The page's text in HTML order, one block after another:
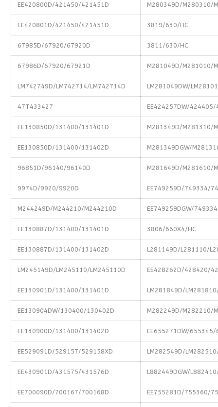
EE420800D/421450/421451D M280349D/M280310/
EE420801D/421450/421451D 3819/630/HC
67985D/67920/67920D 3811/630/HC
67986D/67920/67921D M281049D/M281010/
LM742749D/LM742714/LM742714D LM281049DW/
47T433427 EE424257DW/424405/
EE130850D/131400/131401D M281349D/M281310/
EE130850D/131400/131402D M281349DGW/
96851D/96140/96140D M281649D/M281610/
9974D/9920/9920D EE749259D/749334/
M244249D/M244210/M244210D EE749259DGW/
EE130887D/131400/131401D 3806/660X4/HC
EE130887D/131400/131402D L281149D/L281110/
LM245149D/LM245110/LM245110D EE428262D/428420/
EE130901D/131400/131401D LM281849D/
EE130904DW/130400/130402D M282249D/M282210/
EE130900D/131400/131402D EE655271DW/655345/
EE529091D/529157/529158XD LM282549D/
EE430901D/431575/431576D L882449DGW/
EE700090D/700167/700168D EE755281D/755360/